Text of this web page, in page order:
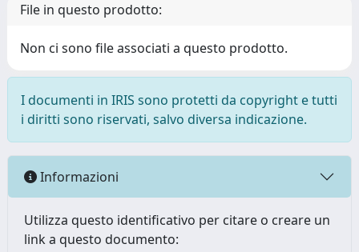
File in questo prodotto:
Non ci sono file associati a questo prodotto.
I documenti in IRIS sono protetti da copyright e tutti
i diritti sono riservati, salvo diversa indicazione.
Informazioni
Utilizza questo identificativo per citare o creare un
link a questo documento: